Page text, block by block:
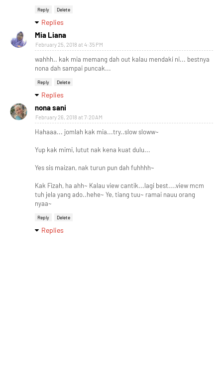
Reply Delete
Replies
Mia Liana
February 25, 2018 at 4:35 PM
wahhh.. kak mia memang dah out kalau mendaki ni... bestnya
nona dah sampai puncak...
Reply Delete
Replies
nona sani
February 26, 2018 at 7:20 AM
Hahaaa... jomlah kak mia...try..slow sloww~
Yup kak mimi, lutut nak kena kuat dulu...
Yes sis maizan, nak turun pun dah fuhhhh~
Kak Fizah, ha ahh~ Kalau view cantik...lagi best....view mcm
tuh jela yang ado..hehe~ Ye, tiang tuu~ ramai nauu orang
nyaa~
Reply Delete
Replies